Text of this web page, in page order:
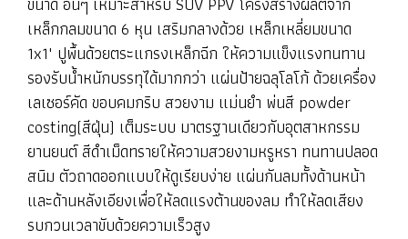
เหล็กกลมขนาด 6 หุน เสริมกลางด้วย เหล็กเหลี่ยมขนาด
1x1" ปูพื้นด้วยตระแกรงเหล็กฉีก ให้ความแข็งแรงทนทาน
รองรับน้ำหนักบรรทุได้มากกว่า แผ่นป้ายฉลุโลโก้ ด้วยเครื่อง
เลเซอร์คัด ขอบคมกริบ สวยงาม แม่นยำ พ่นสี powder
costing(สีฝุ่น) เต็มระบบ มาตรฐานเดียวกับอุตสาหกรรม
ยานยนต์ สีดำเม็ดทรายให้ความสวยงามหรูหรา ทนทานปลอด
สนิม ตัวถาดออกแบบให้ดูเรียบง่าย แผ่นกันลมทั้งด้านหน้า
และด้านหลังเอียงเพื่อให้ลดแรงต้านของลม ทำให้ลดเสียง
รบกวนเวลาขับด้วยความเร็วสูง